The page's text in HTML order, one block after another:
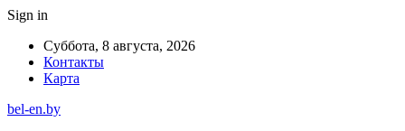
Sign in
Суббота, 8 августа, 2026
Контакты
Карта
bel-en.by